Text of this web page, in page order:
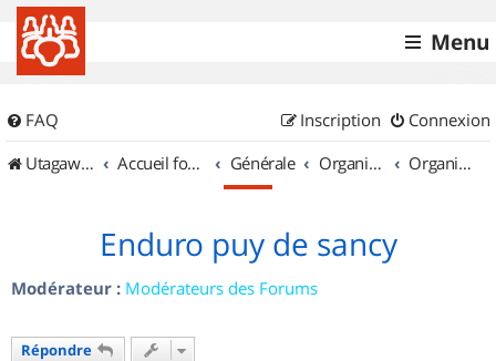
Menu
FAQ Connexion
Inscription
UtagawaVTT (Randos VTT et VTTAE avec traces GPS)
Accueil forum Générale Organisation de sorties & Recherche de partenaires Organisation de sorties en région Auvergne
Enduro puy de sancy
Modérateur : Modérateurs des Forums
Répondre